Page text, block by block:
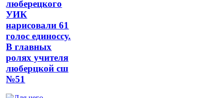
люберецкого
УИК
нарисовали 61
голос единоссу.
В главных
ролях учителя
люберцкой сш
№51